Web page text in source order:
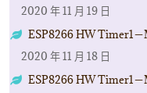
2020 年 11 月 19 日
ESP8266 HW Timer1
2020 年 11 月 18 日
ESP8266 HW Timer1